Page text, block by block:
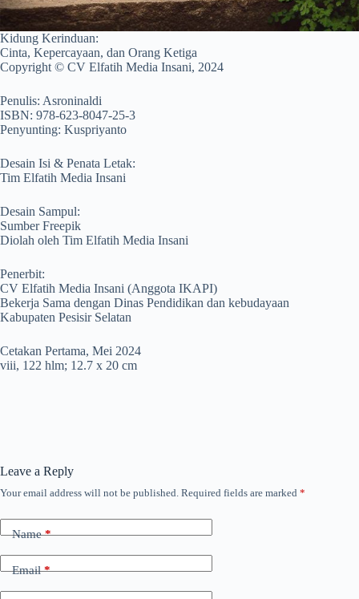
Kidung Kerinduan:
Cinta, Kepercayaan, dan Orang Ketiga
Copyright © CV Elfatih Media Insani, 2024
Penulis: Asroninaldi
ISBN: 978-623-8047-25-3
Penyunting: Kuspriyanto
Desain Isi & Penata Letak:
Tim Elfatih Media Insani
Desain Sampul:
Sumber Freepik
Diolah oleh Tim Elfatih Media Insani
Penerbit:
CV Elfatih Media Insani (Anggota IKAPI)
Bekerja Sama dengan Dinas Pendidikan dan kebudayaan
Kabupaten Pesisir Selatan
Cetakan Pertama, Mei 2024
viii, 122 hlm; 12.7 x 20 cm
Leave a Reply
Your email address will not be published. Required fields are marked *
Name*
Email*